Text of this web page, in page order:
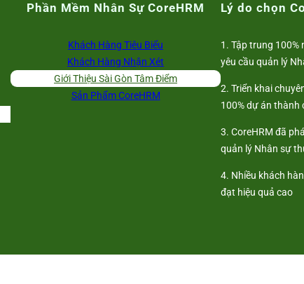
Phần Mềm Nhân Sự CoreHRM
Khách Hàng Tiêu Biểu
Khách Hàng Nhận Xét
Giới Thiệu Sài Gòn Tâm Điểm
Sản Phẩm CoreHRM
Lý do chọn
1. Tập trung 100%
yêu cầu quản lý
2. Triển khai
100% dự án thành
3. CoreHRM đã
quản lý Nhân sự
4. Nhiều khách
đạt hiệu quả cao